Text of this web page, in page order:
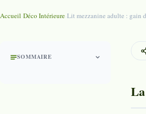
Accueil Déco Intérieure Lit mezzanine adulte : gain
SOMMAIRE